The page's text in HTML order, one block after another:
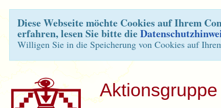
Diese Webseite möchte Cookies auf Ihrem
erfahren, lesen Sie bitte die
Willigen Sie in die Speicherung von Cookies auf